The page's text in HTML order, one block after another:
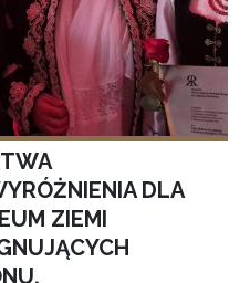
DLA
ZIEMI